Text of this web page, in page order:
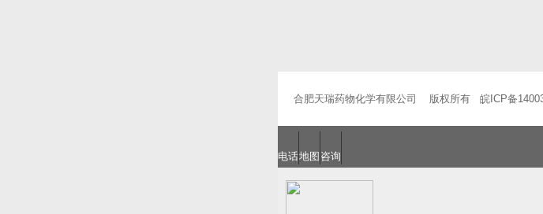
合肥天瑞药物化学有限公司 版权所有 皖ICP备
电话地图 咨询